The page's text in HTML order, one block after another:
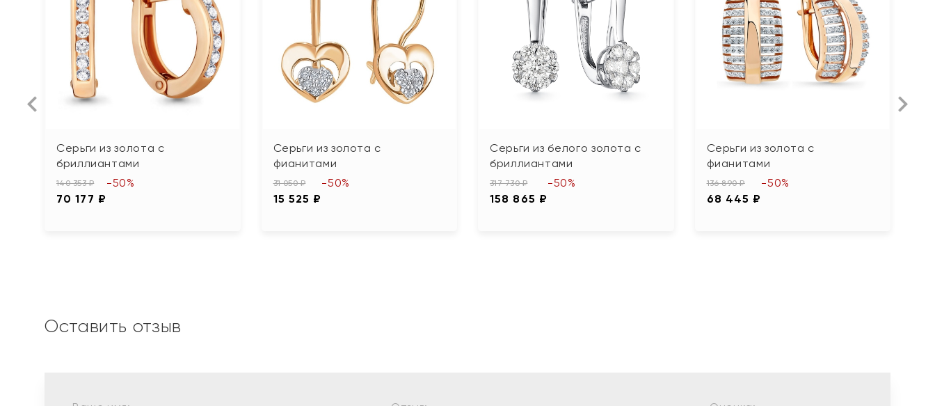
Серьги из золота с
бриллиантами
140 353 ₽
70 177 ₽
-50%
Серьги из золота с
фианитами
31 050 ₽
15 525 ₽
-50%
Серьги из белого золота с
бриллиантами
317 730 ₽
158 865 ₽
-50%
Серьги из золота с
фианитами
136 890 ₽
68 445 ₽
-50%
Оставить отзыв